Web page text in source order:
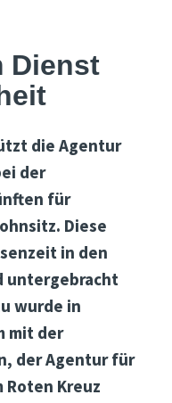
Dienst
die Agentur
der
für
Diese
in den
untergebracht
wurde in
mit der
der Agentur für
Kreuz